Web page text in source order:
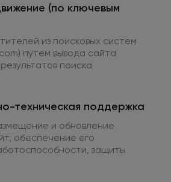
(по ключевым
из поисковых систем
путем вывода сайта
поиска
техническая поддержка
и обновление
обеспечение его
защиты